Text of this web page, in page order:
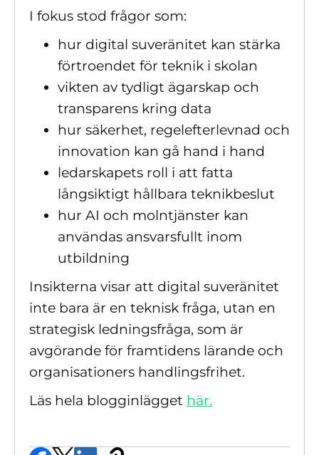
I fokus stod frågor som:
hur digital suveränitet kan stärka
förtroendet för teknik i skolan
vikten av tydligt ägarskap och
transparens kring data
hur säkerhet, regelefterlevnad och
innovation kan gå hand i hand
ledarskapets roll i att fatta
långsiktigt hållbara teknikbeslut
hur AI och molntjänster kan
användas ansvarsfullt inom
utbildning
Insikterna visar att digital suveränitet
inte bara är en teknisk fråga, utan en
strategisk ledningsfråga, som är
avgörande för framtidens lärande och
organisationers handlingsfrihet.
Läs hela blogginlägget här.